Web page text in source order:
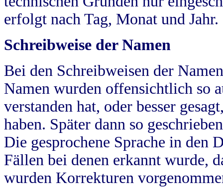
erfolgt nach Tag, Monat und Jahr.
Schreibweise der Namen
Bei den Schreibweisen der
Namen wurden offensichtlich so
verstanden hat, oder besser
haben. Später dann so
Die gesprochene Sprache in
Fällen bei denen erkannt wurde,
wurden Korrekturen